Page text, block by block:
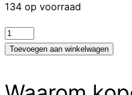
134 op voorraad
test
aantal
Toevoegen aan winkelwagen